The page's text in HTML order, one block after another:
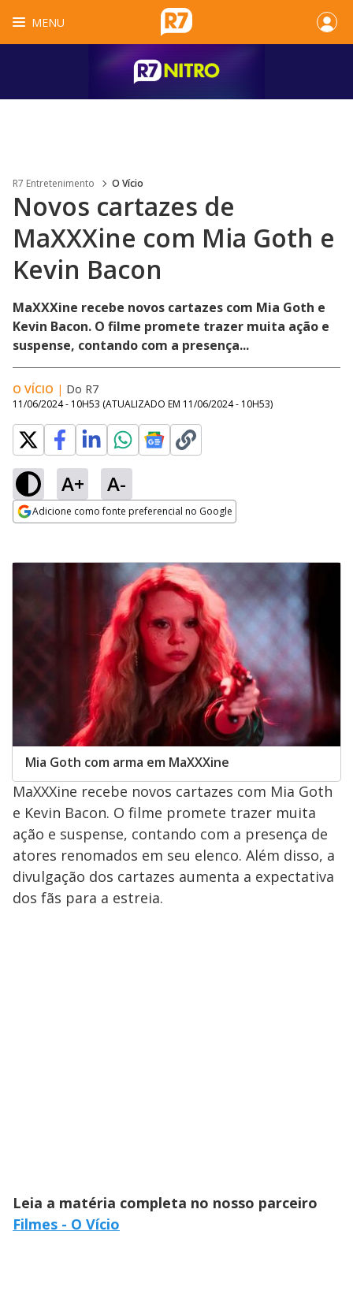
MENU
R7 Entretenimento O Vício
Novos cartazes de
MaXXXine com Mia Goth e
Kevin Bacon
MaXXXine recebe novos cartazes com Mia Goth e
Kevin Bacon. O filme promete trazer muita ação e
suspense, contando com a presença...
O VÍCIO | Do R7
11/06/2024 - 10H53 (ATUALIZADO EM 11/06/2024 - 10H53)
A+ A-
Adicione como fonte preferencial no Google
Mia Goth com arma em MaXXXine
MaXXXine recebe novos cartazes com Mia Goth
e Kevin Bacon. O filme promete trazer muita
ação e suspense, contando com a presença de
atores renomados em seu elenco. Além disso, a
divulgação dos cartazes aumenta a expectativa
dos fãs para a estreia.
Leia a matéria completa no nosso parceiro
Filmes - O Vício